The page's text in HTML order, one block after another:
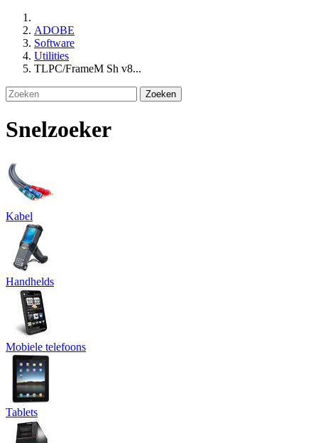
ADOBE
Software
Utilities
TLPC/FrameM Sh v8...
Zoeken
Snelzoeker
Kabel
Handhelds
Mobiele telefoons
Tablets